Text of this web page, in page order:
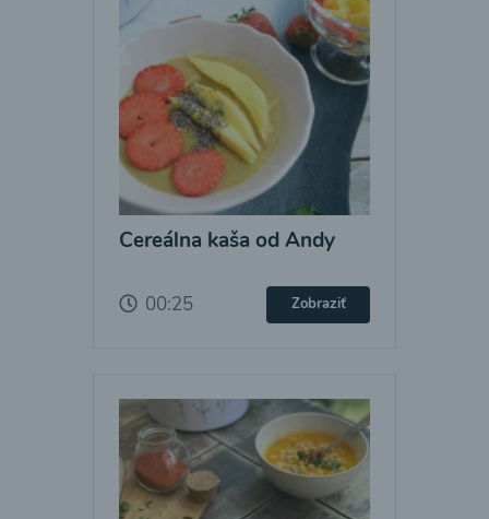
Cereálna kaša od Andy
00:25 Zobraziť